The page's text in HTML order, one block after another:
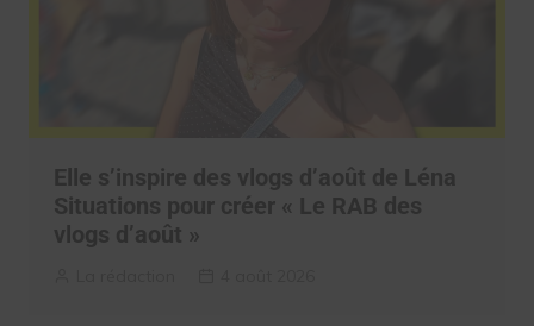
Elle s’inspire des vlogs d’août de Léna
Situations pour créer « Le RAB des
vlogs d’août »